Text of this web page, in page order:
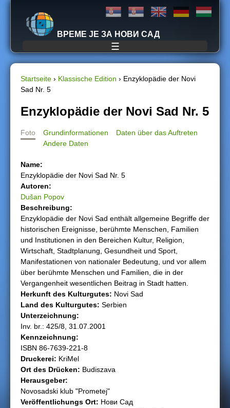
Jump to navigation
ВРЕМЕ ЈЕ ЗА НОВИ САД
☰
S
i
e
s
i
n
d
h
i
e
r
Startseite › Klassische Edition › Enzyklopädie der Novi
Sad Nr. 5
Enzyklopädie der Novi Sad Nr. 5
Foto Grundinformationen
Daten über das Auftreten
Andere Daten
Name:
Enzyklopädie der Novi Sad Nr. 5
Autoren:
Dušan Popov
Beschreibung:
Enzyklopädie der Novi Sad enthält allgemeine Begriffe der
historischen Ereignisse, berühmte Menschen, Familien
und Institutionen in den Bereichen Kultur, Religion,
Wirtschaft, Stadtplanung, Gesundheit und Sport,
Manifestationen von nationaler Bedeutung, und vor allem
über berühmte Menschen und Familien, die in der
Vergangenheit wesentlichen Beitrag in Stadt hatten.
Herkunft des Kulturgutеs: Novi Sad
Land des Kulturgutеs: Serbien
Unterzeichnung:
Inv. br.: 425/8, 31.07.2001
Kennzeichnung:
ISBN 86-7639-221-8
Druckerei: KriMel
Ort des Drücken: Budiszava
Herausgeber:
Novosadski klub "Prometej"
Veröffentlichungs Ort: Нови Сад